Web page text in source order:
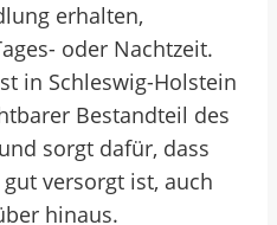
erhalten,
oder Nachtzeit.
in Schleswig-Holstein
Bestandteil des
sorgt dafür, dass
versorgt ist, auch
hinaus.